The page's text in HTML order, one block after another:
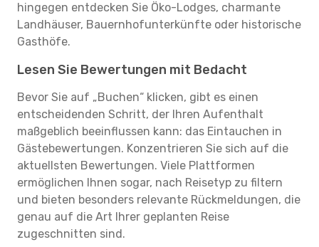
hingegen entdecken Sie Öko-Lodges, charmante
Landhäuser, Bauernhofunterkünfte oder historische
Gasthöfe.
Lesen Sie Bewertungen mit Bedacht
Bevor Sie auf „Buchen“ klicken, gibt es einen
entscheidenden Schritt, der Ihren Aufenthalt
maßgeblich beeinflussen kann: das Eintauchen in
Gästebewertungen. Konzentrieren Sie sich auf die
aktuellsten Bewertungen. Viele Plattformen
ermöglichen Ihnen sogar, nach Reisetyp zu filtern
und bieten besonders relevante Rückmeldungen, die
genau auf die Art Ihrer geplanten Reise
zugeschnitten sind.